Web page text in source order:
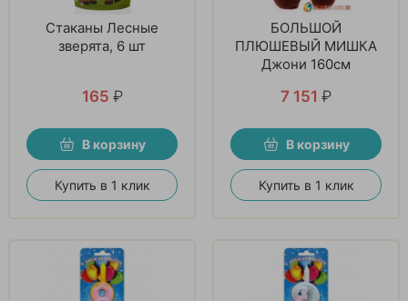
Стаканы Лесные
зверята, 6 шт
165 ₽
В корзину
Купить в 1 клик
БОЛЬШОЙ
ПЛЮШЕВЫЙ МИШКА
Джони 160см
7 151 ₽
В корзину
Купить в 1 клик